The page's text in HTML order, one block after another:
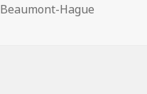
Catégories
Beaumont-Hague